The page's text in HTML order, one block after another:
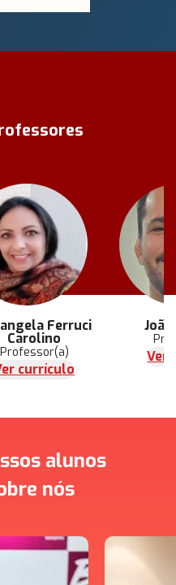
Ferruci
Carolino
Professor(a)
currículo
Ver
alunos
nós